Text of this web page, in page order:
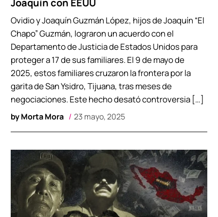
Joaquín con EEUU
byMorta Mora 23 mayo, 2025
Ovidio y Joaquín Guzmán López, hijos de Joaquín “El
Chapo” Guzmán, lograron un acuerdo con el
Departamento de Justicia de Estados Unidos para
proteger a 17 de sus familiares. El 9 de mayo de
2025, estos familiares cruzaron la frontera por la
garita de San Ysidro, Tijuana, tras meses de
negociaciones. Este hecho desató controversia […]